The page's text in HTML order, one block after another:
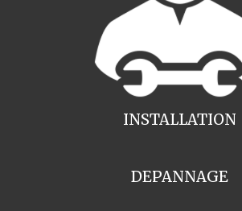
INSTALLATION
DEPANNAGE